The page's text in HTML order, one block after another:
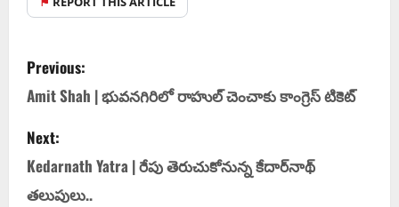
Previous:
Amit Shah | భువ‌న‌గిరిలో రాహుల్ చెంచాకు కాంగ్రెస్ టికెట్
Next:
Kedarnath Yatra | రేపు తెరుచుకోనున్న కేదార్‌నాథ్‌
తలుపులు..